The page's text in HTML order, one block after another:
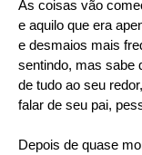
As coisas vão
e aquilo que era
e desmaios mais
sentindo, mas sabe
de tudo ao seu
falar de seu pai,
Depois de quase